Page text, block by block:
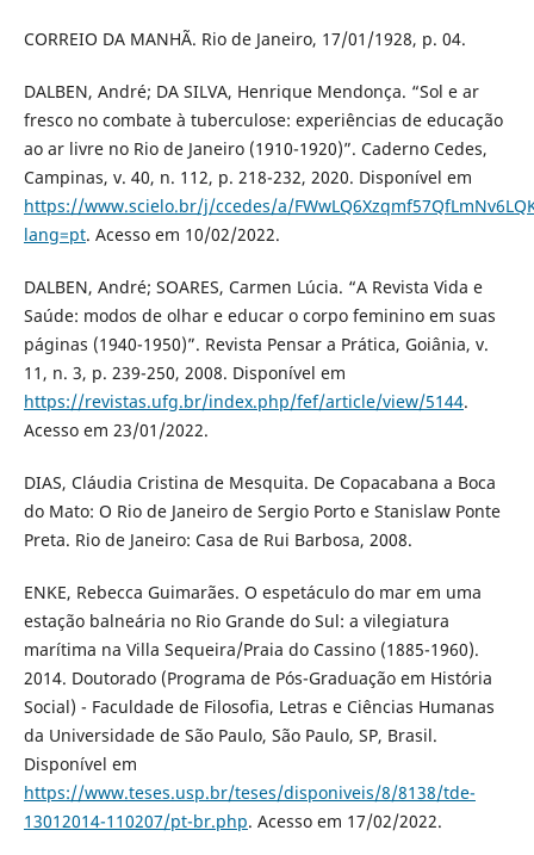
CORREIO DA MANHÃ. Rio de Janeiro, 17/01/1928, p. 04.
DALBEN, André; DA SILVA, Henrique Mendonça. “Sol e ar
fresco no combate à tuberculose: experiências de educação
ao ar livre no Rio de Janeiro (1910-1920)”. Caderno Cedes,
Campinas, v. 40, n. 112, p. 218-232, 2020. Disponível em
https://www.scielo.br/j/ccedes/a/
lang=pt. Acesso em 10/02/2022.
DALBEN, André; SOARES, Carmen Lúcia. “A Revista Vida e
Saúde: modos de olhar e educar o corpo feminino em suas
páginas (1940-1950)”. Revista Pensar a Prática, Goiânia, v.
11, n. 3, p. 239-250, 2008. Disponível em
https://revistas.ufg.br/index.php/fef/article/view/5144.
Acesso em 23/01/2022.
DIAS, Cláudia Cristina de Mesquita. De Copacabana a Boca
do Mato: O Rio de Janeiro de Sergio Porto e Stanislaw Ponte
Preta. Rio de Janeiro: Casa de Rui Barbosa, 2008.
ENKE, Rebecca Guimarães. O espetáculo do mar em uma
estação balneária no Rio Grande do Sul: a vilegiatura
marítima na Villa Sequeira/Praia do Cassino (1885-1960).
2014. Doutorado (Programa de Pós-Graduação em História
Social) - Faculdade de Filosofia, Letras e Ciências Humanas
da Universidade de São Paulo, São Paulo, SP, Brasil.
Disponível em
https://www.teses.usp.br/teses/disponiveis/8/8138/tde-
13012014-110207/pt-br.php. Acesso em 17/02/2022.